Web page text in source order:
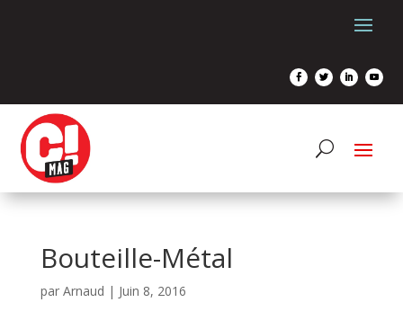
Bouteille-Métal
par Arnaud | Juin 8, 2016